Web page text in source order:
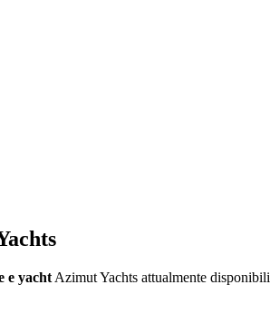
e yacht Azimut Yachts attualmente disponibili